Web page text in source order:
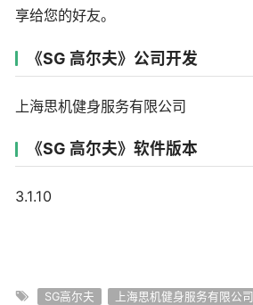
享给您的好友。
《SG 高尔夫》公司开发
上海思机健身服务有限公司
《SG 高尔夫》软件版本
3.1.10
SG高尔夫 上海思机健身服务有限公司